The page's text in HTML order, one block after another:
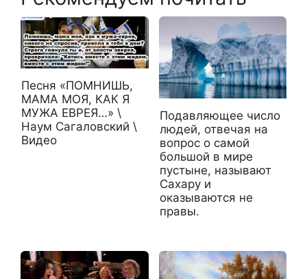
Песня «ПОМНИШЬ,
МАМА МОЯ, КАК Я
МУЖА ЕВРЕЯ…» \
Наум Сагаловский \
Видео
Подавляющее число
людей, отвечая на
вопрос о самой
большой в мире
пустыне, называют
Сахару и
оказываются не
правы.